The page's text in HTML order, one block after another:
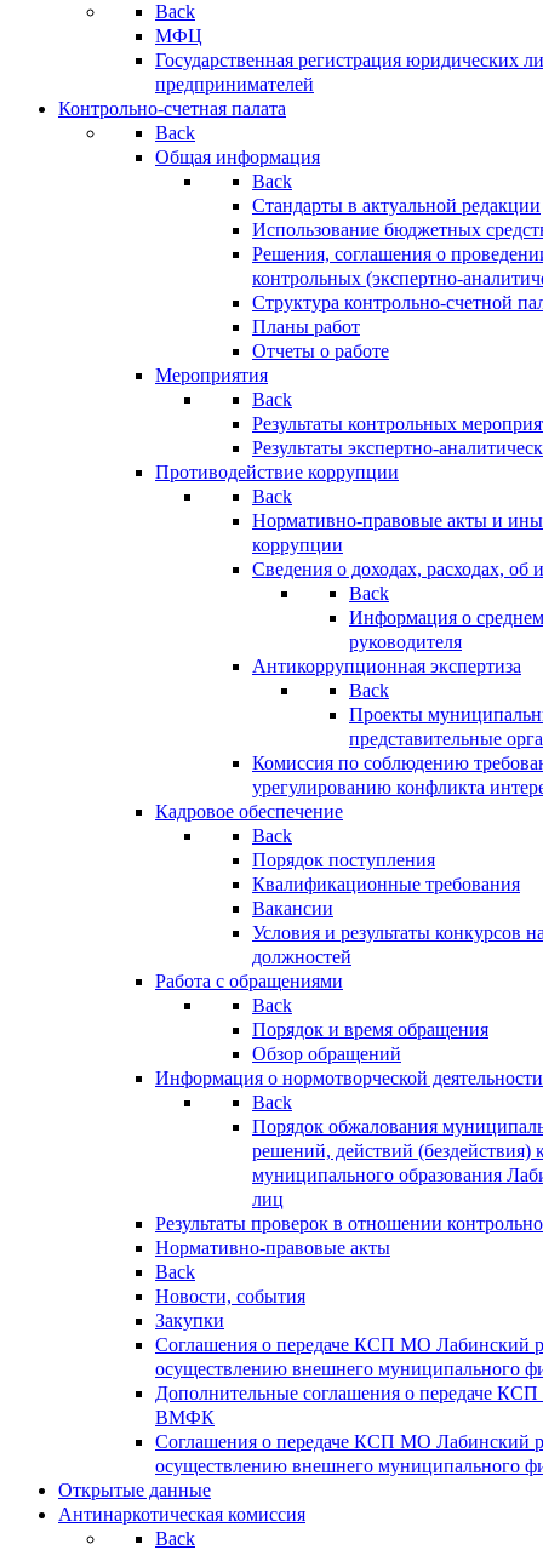
Back
МФЦ
Государственная регистрация юридических
предпринимателей
Контрольно-счетная палата
Back
Общая информация
Back
Стандарты в актуальной редакции
Использование бюджетных
Решения, соглашения о
контрольных (экспертно-
Структура контрольно-счетной
Планы работ
Отчеты о работе
Мероприятия
Back
Результаты контрольных
Результаты экспертно-
Противодействие коррупции
Back
Нормативно-правовые акты и
коррупции
Сведения о доходах, расходах, об
Back
Информация о
руководителя
Антикоррупционная экспертиза
Back
Проекты
представительные
Комиссия по соблюдению
урегулированию конфликта
Кадровое обеспечение
Back
Порядок поступления
Квалификационные требования
Вакансии
Условия и результаты конкурсов
должностей
Работа с обращениями
Back
Порядок и время обращения
Обзор обращений
Информация о нормотворческой деятельности
Back
Порядок обжалования
решений, действий (бездействия)
муниципального образования
лиц
Результаты проверок в отношении
Нормативно-правовые акты
Back
Новости, события
Закупки
Соглашения о передаче КСП МО Лабинский
осуществлению внешнего муниципального
Дополнительные соглашения о передаче
ВМФК
Соглашения о передаче КСП МО Лабинский
осуществлению внешнего муниципального
Открытые данные
Антинаркотическая комиссия
Back